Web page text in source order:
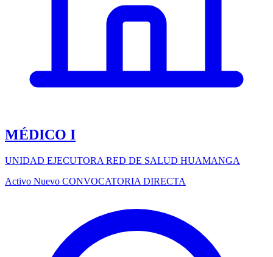
MÉDICO I
UNIDAD EJECUTORA RED DE SALUD HUAMANGA
Activo Nuevo CONVOCATORIA DIRECTA